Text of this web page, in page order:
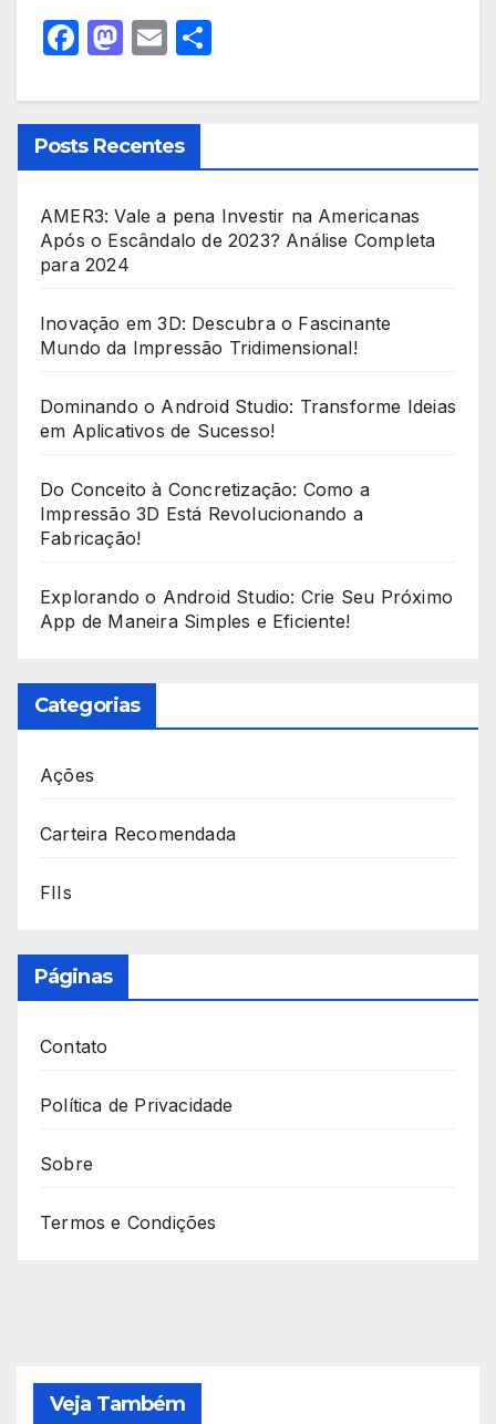
F
c
e
b
o
o
k
M
st
o
d
o
n
E
ail ar
Posts Recentes
AMER3: Vale a pena Investir na Americanas
Após o Escândalo de 2023? Análise Completa
para 2024
Inovação em 3D: Descubra o Fascinante
Mundo da Impressão Tridimensional!
Dominando o Android Studio: Transforme Ideias
em Aplicativos de Sucesso!
Do Conceito à Concretização: Como a
Impressão 3D Está Revolucionando a
Fabricação!
Explorando o Android Studio: Crie Seu Próximo
App de Maneira Simples e Eficiente!
Categorias
Ações
Carteira Recomendada
FIIs
Páginas
Contato
Política de Privacidade
Sobre
Termos e Condições
Veja Também